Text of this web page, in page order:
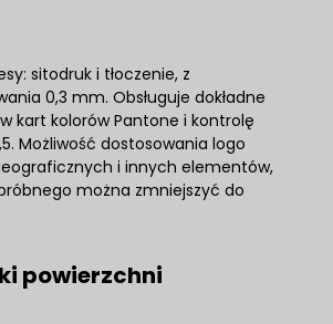
sitodruk i tłoczenie, z
0,3 mm. Obsługuje dokładne
kart kolorów Pantone i kontrolę
Możliwość dostosowania logo
i innych elementów,
można zmniejszyć do
powierzchni